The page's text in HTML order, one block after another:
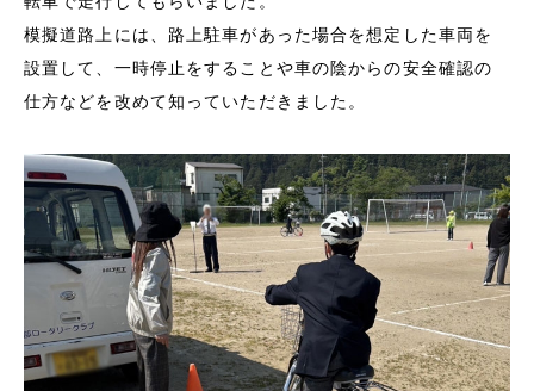
模擬道路上には、路上駐車があった場合を想定した車両を
設置して、一時停止をすることや車の陰からの安全確認の
仕方などを改めて知っていただきました。